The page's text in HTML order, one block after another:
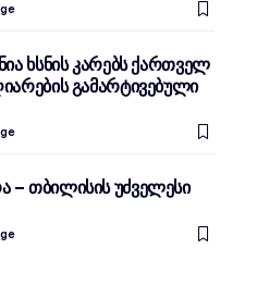
ხსნის კარებს ქართველ
გამარტივებული
– თბილისის უძველესი